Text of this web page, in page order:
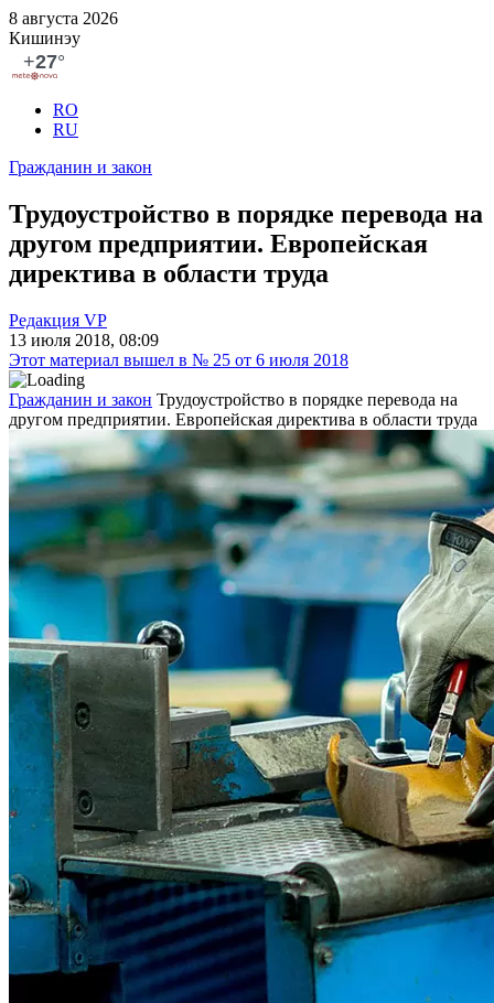
8 августа 2026
Кишинэу
RO
RU
Гражданин и закон
Трудоустройство в порядке перевода на
другом предприятии. Европейская
директива в области труда
Редакция VP
13 июля 2018, 08:09
Этот материал вышел в № 25 от 6 июля 2018
Гражданин и закон Трудоустройство в порядке перевода на
другом предприятии. Европейская директива в области труда